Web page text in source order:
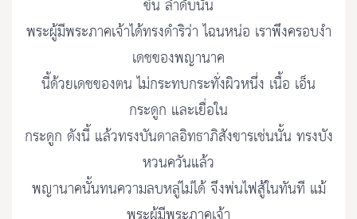
ขึ้น ลำดับนั้น
พระผู้มีพระภาคเจ้าได้ทรงดำริว่า ไฉนหน่อ เราพึงครอบงำ
เดชของพญานาค
นี้ด้วยเดชของตน ไม่กระทบกระทั่งผิวหนึ่ง เนื้อ เอ็น
กระดูก และเยื่อใน
กระดูก ดังนี้ แล้วทรงบันดาลอิทธาภิสังขารเช่นนั้น ทรงบัง
หวนควันแล้ว
พญานาคนั้นทนความลบหลู่ไม่ได้ จึงพ่นไฟสู้ในทันที แม้